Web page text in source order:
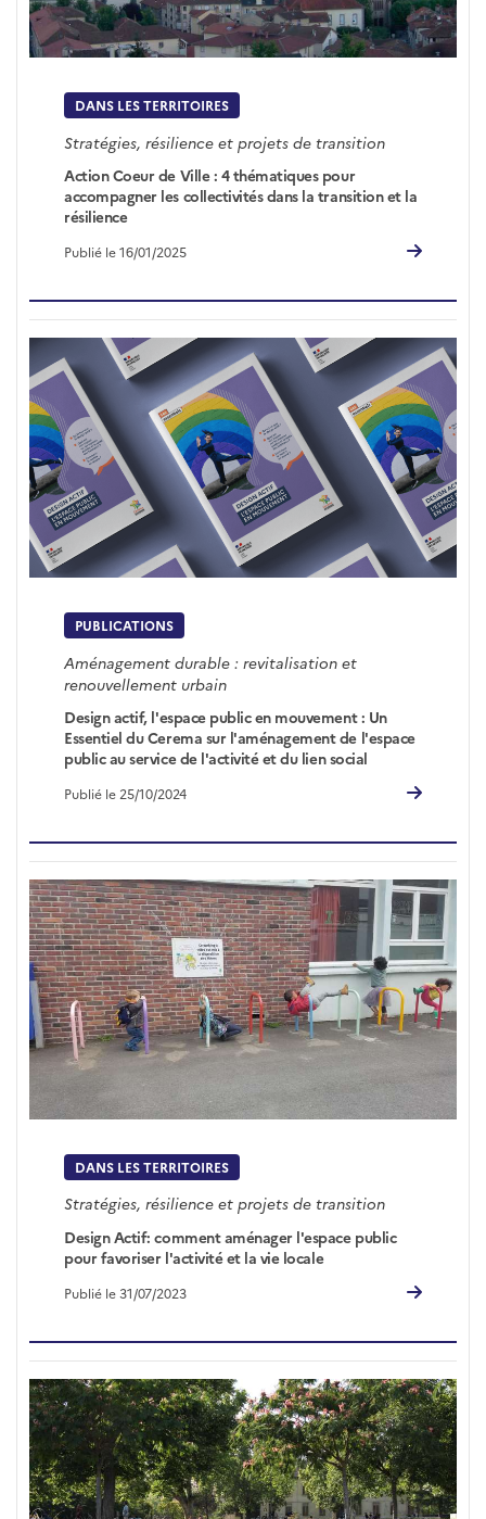
DANS LES TERRITOIRES
Stratégies, résilience et projets de transition
Action Coeur de Ville : 4 thématiques pour
accompagner les collectivités dans la transition et la
résilience
Publié le 16/01/2025
PUBLICATIONS
Aménagement durable : revitalisation et
renouvellement urbain
Design actif, l'espace public en mouvement : Un
Essentiel du Cerema sur l'aménagement de l'espace
public au service de l'activité et du lien social
Publié le 25/10/2024
DANS LES TERRITOIRES
Stratégies, résilience et projets de transition
Design Actif: comment aménager l'espace public
pour favoriser l'activité et la vie locale
Publié le 31/07/2023